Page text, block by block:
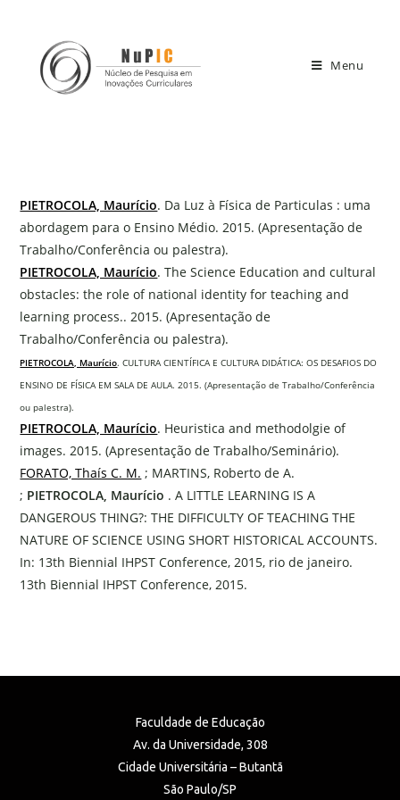
Menu
PIETROCOLA, Maurício. Da Luz à Física de Particulas : uma
abordagem para o Ensino Médio. 2015. (Apresentação de
Trabalho/Conferência ou palestra).
PIETROCOLA, Maurício. The Science Education and cultural
obstacles: the role of national identity for teaching and
learning process.. 2015. (Apresentação de
Trabalho/Conferência ou palestra).
PIETROCOLA, Maurício. CULTURA CIENTÍFICA E CULTURA DIDÁTICA: OS DESAFIOS DO
ENSINO DE FÍSICA EM SALA DE AULA. 2015. (Apresentação de Trabalho/Conferência
ou palestra).
PIETROCOLA, Maurício. Heuristica and methodolgie of
images. 2015. (Apresentação de Trabalho/Seminário).
FORATO, Thaís C. M. ; MARTINS, Roberto de A.
; PIETROCOLA, Maurício . A LITTLE LEARNING IS A
DANGEROUS THING?: THE DIFFICULTY OF TEACHING THE
NATURE OF SCIENCE USING SHORT HISTORICAL ACCOUNTS.
In: 13th Biennial IHPST Conference, 2015, rio de janeiro.
13th Biennial IHPST Conference, 2015.
Faculdade de Educação
Av. da Universidade, 308
Cidade Universitária – Butantã
São Paulo/SP